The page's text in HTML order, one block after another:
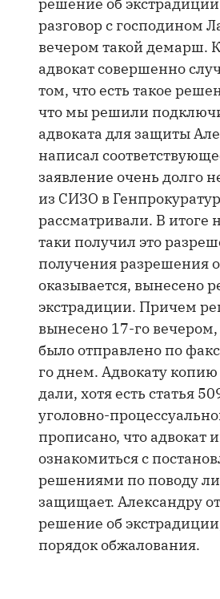
решение об
разговор с господином
вечером такой демарш.
адвокат совершенно
том, что есть такое
что мы решили
адвоката для защиты
написал
заявление очень долго
из СИЗО в
рассматривали. В итоге
таки получил это
получения разрешения
оказывается, вынесено
экстрадиции. Причем
вынесено 17-го
было отправлено по
го днем. Адвокату
дали, хотя есть статья
уголовно-
прописано, что адвокат
ознакомиться с
решениями по поводу
защищает. Александру
решение об
порядок обжалования.